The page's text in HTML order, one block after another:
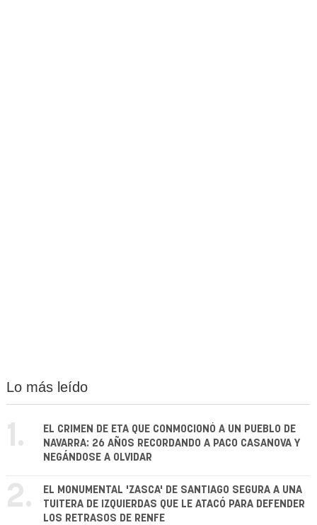
Lo más leído
1.
EL CRIMEN DE ETA QUE CONMOCIONÓ A UN PUEBLO DE
NAVARRA: 26 AÑOS RECORDANDO A PACO CASANOVA Y
NEGÁNDOSE A OLVIDAR
2.
EL MONUMENTAL 'ZASCA' DE SANTIAGO SEGURA A UNA
TUITERA DE IZQUIERDAS QUE LE ATACÓ PARA DEFENDER
LOS RETRASOS DE RENFE